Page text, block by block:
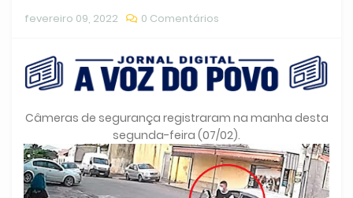
fevereiro 09, 2022 0 Comentários
Câmeras de segurança registraram na manha desta
segunda-feira (07/02).